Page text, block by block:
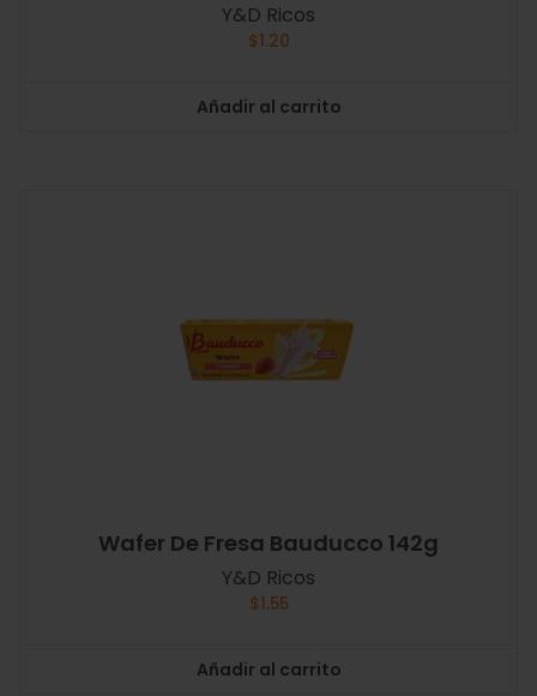
Y&D Ricos
$1.20
Añadir al carrito
Wafer De Fresa Bauducco 142g
Y&D Ricos
$1.55
Añadir al carrito